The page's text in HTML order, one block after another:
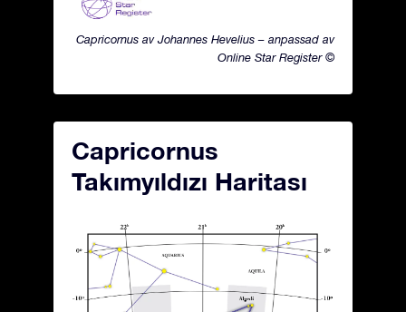
Capricornus av Johannes Hevelius – anpassad av
Online Star Register ©
Capricornus
Takımyıldızı Haritası